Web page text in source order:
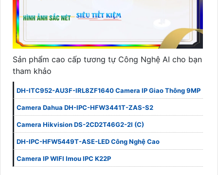
Sản phẩm cao cấp tương tự Công Nghệ AI cho bạn
tham khảo
DH-ITC952-AU3F-IRL8ZF1640 Camera IP Giao Thông 9MP
Camera Dahua DH-IPC-HFW3441T-ZAS-S2
Camera Hikvision DS-2CD2T46G2-2I (C)
DH-IPC-HFW5449T-ASE-LED Công Nghệ Cao
Camera IP WIFI Imou IPC K22P